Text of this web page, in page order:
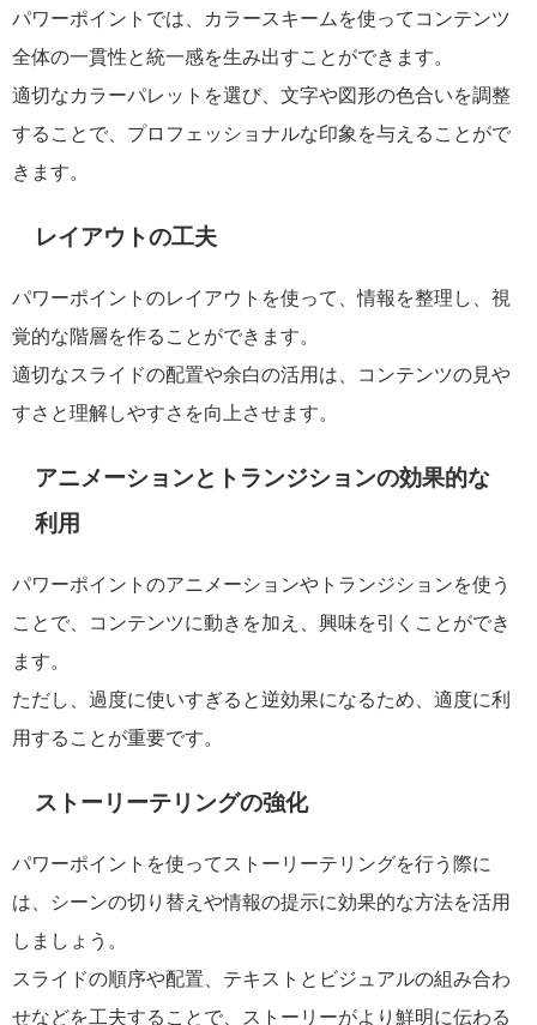
パワーポイントでは、カラースキームを使ってコンテンツ
全体の一貫性と統一感を生み出すことができます。
適切なカラーパレットを選び、文字や図形の色合いを調整
することで、プロフェッショナルな印象を与えることがで
きます。
レイアウトの工夫
パワーポイントのレイアウトを使って、情報を整理し、視
覚的な階層を作ることができます。
適切なスライドの配置や余白の活用は、コンテンツの見や
すさと理解しやすさを向上させます。
アニメーションとトランジションの効果的な
利用
パワーポイントのアニメーションやトランジションを使う
ことで、コンテンツに動きを加え、興味を引くことができ
ます。
ただし、過度に使いすぎると逆効果になるため、適度に利
用することが重要です。
ストーリーテリングの強化
パワーポイントを使ってストーリーテリングを行う際に
は、シーンの切り替えや情報の提示に効果的な方法を活用
しましょう。
スライドの順序や配置、テキストとビジュアルの組み合わ
せなどを工夫することで、ストーリーがより鮮明に伝わる